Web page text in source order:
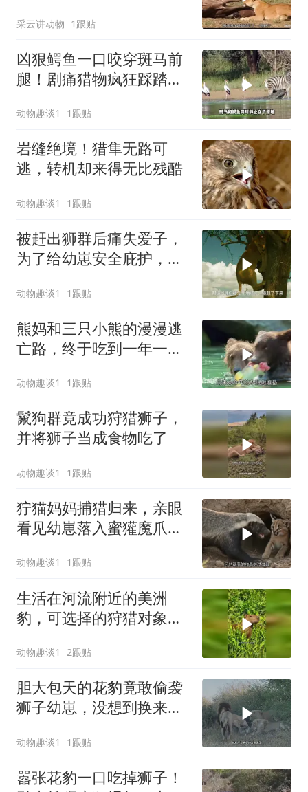
采云讲动物 1跟贴
凶狠鳄鱼一口咬穿斑马前
腿！剧痛猎物疯狂踩踏！
动物趣谈1 1跟贴
岩缝绝境！猎隼无路可
逃，转机却来得无比残酷
动物趣谈1 1跟贴
被赶出狮群后痛失爱子，
为了给幼崽安全庇护，狮
赶，看母狮卡丽如何用狩
猎夺回体面
动物趣谈1 1跟贴
熊妈和三只小熊的漫漫逃
亡路，终于吃到一年一度
动物趣谈1 1跟贴
鬣狗群竟成功狩猎狮子，
并将狮子当成食物吃了
动物趣谈1 1跟贴
狞猫妈妈捕猎归来，亲眼
看见幼崽落入蜜獾魔爪，
动物趣谈1 1跟贴
生活在河流附近的美洲
豹，可选择的狩猎对象非
动物趣谈1 2跟贴
胆大包天的花豹竟敢偷袭
狮子幼崽，没想到换来狮
动物趣谈1 1跟贴
嚣张花豹一口吃掉狮子！